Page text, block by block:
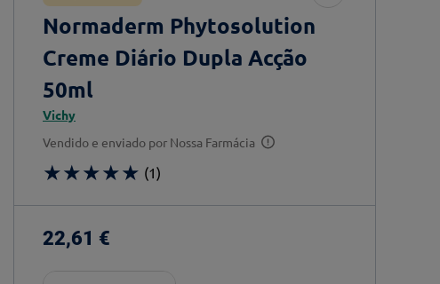
Normaderm Phytosolution
Creme Diário Dupla Acção
50ml
Vichy
Vendido e enviado por Nossa Farmácia
★★★★★ (1)
22,61 €